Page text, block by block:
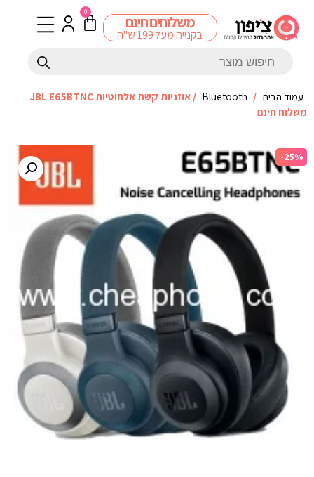
משלוחים חינם
בקנייה מעל 199 ש"ח
0
עמוד הבית /
Bluetooth
/ אוזניות קשת אלחוטיות JBL E65BTNC
משלוח חינם
-25%